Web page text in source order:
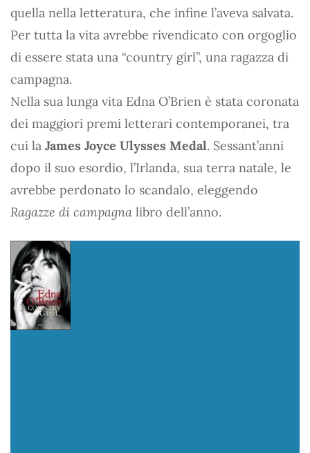
quella nella letteratura, che infine l’aveva salvata.
Per tutta la vita avrebbe rivendicato con orgoglio
di essere stata una “country girl”, una ragazza di
campagna.
Nella sua lunga vita Edna O’Brien è stata coronata
dei maggiori premi letterari contemporanei, tra
cui la James Joyce Ulysses Medal. Sessant’anni
dopo il suo esordio, l’Irlanda, sua terra natale, le
avrebbe perdonato lo scandalo, eleggendo
Ragazze di campagna libro dell’anno.